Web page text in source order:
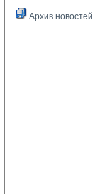
Архив новостей